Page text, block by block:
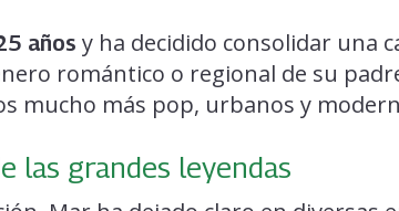
años y ha decidido consolidar una
romántico o regional de su
mucho más pop, urbanos y
las grandes leyendas